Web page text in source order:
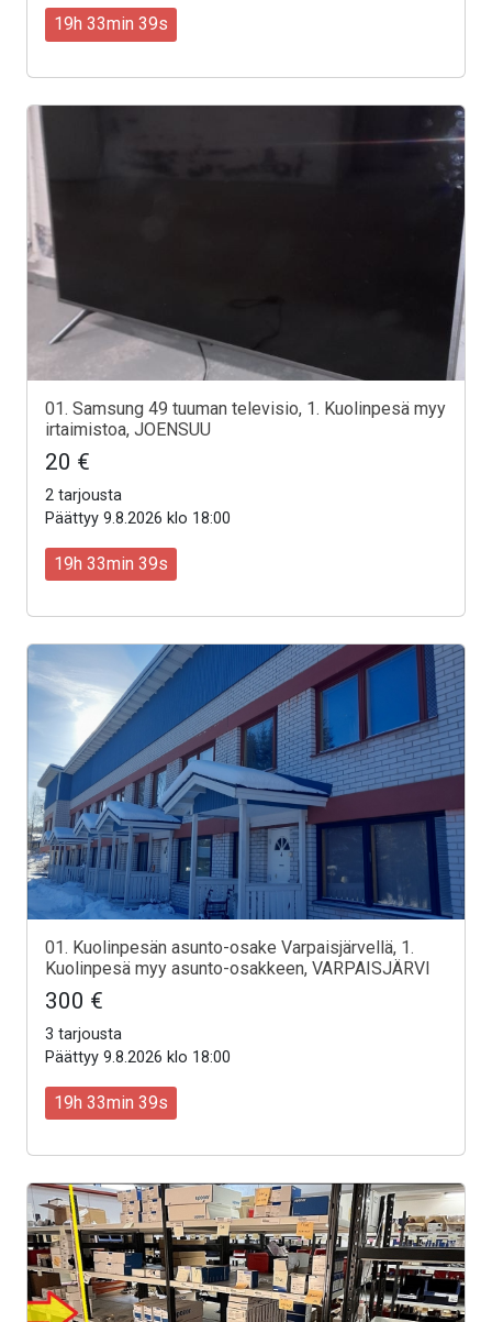
19h 33min 37s
01. Samsung 49 tuuman televisio, 1. Kuolinpesä myy
irtaimistoa, JOENSUU
20 €
2 tarjousta
Päättyy 9.8.2026 klo 18:00
19h 33min 37s
01. Kuolinpesän asunto-osake Varpaisjärvellä, 1.
Kuolinpesä myy asunto-osakkeen, VARPAISJÄRVI
300 €
3 tarjousta
Päättyy 9.8.2026 klo 18:00
19h 33min 37s